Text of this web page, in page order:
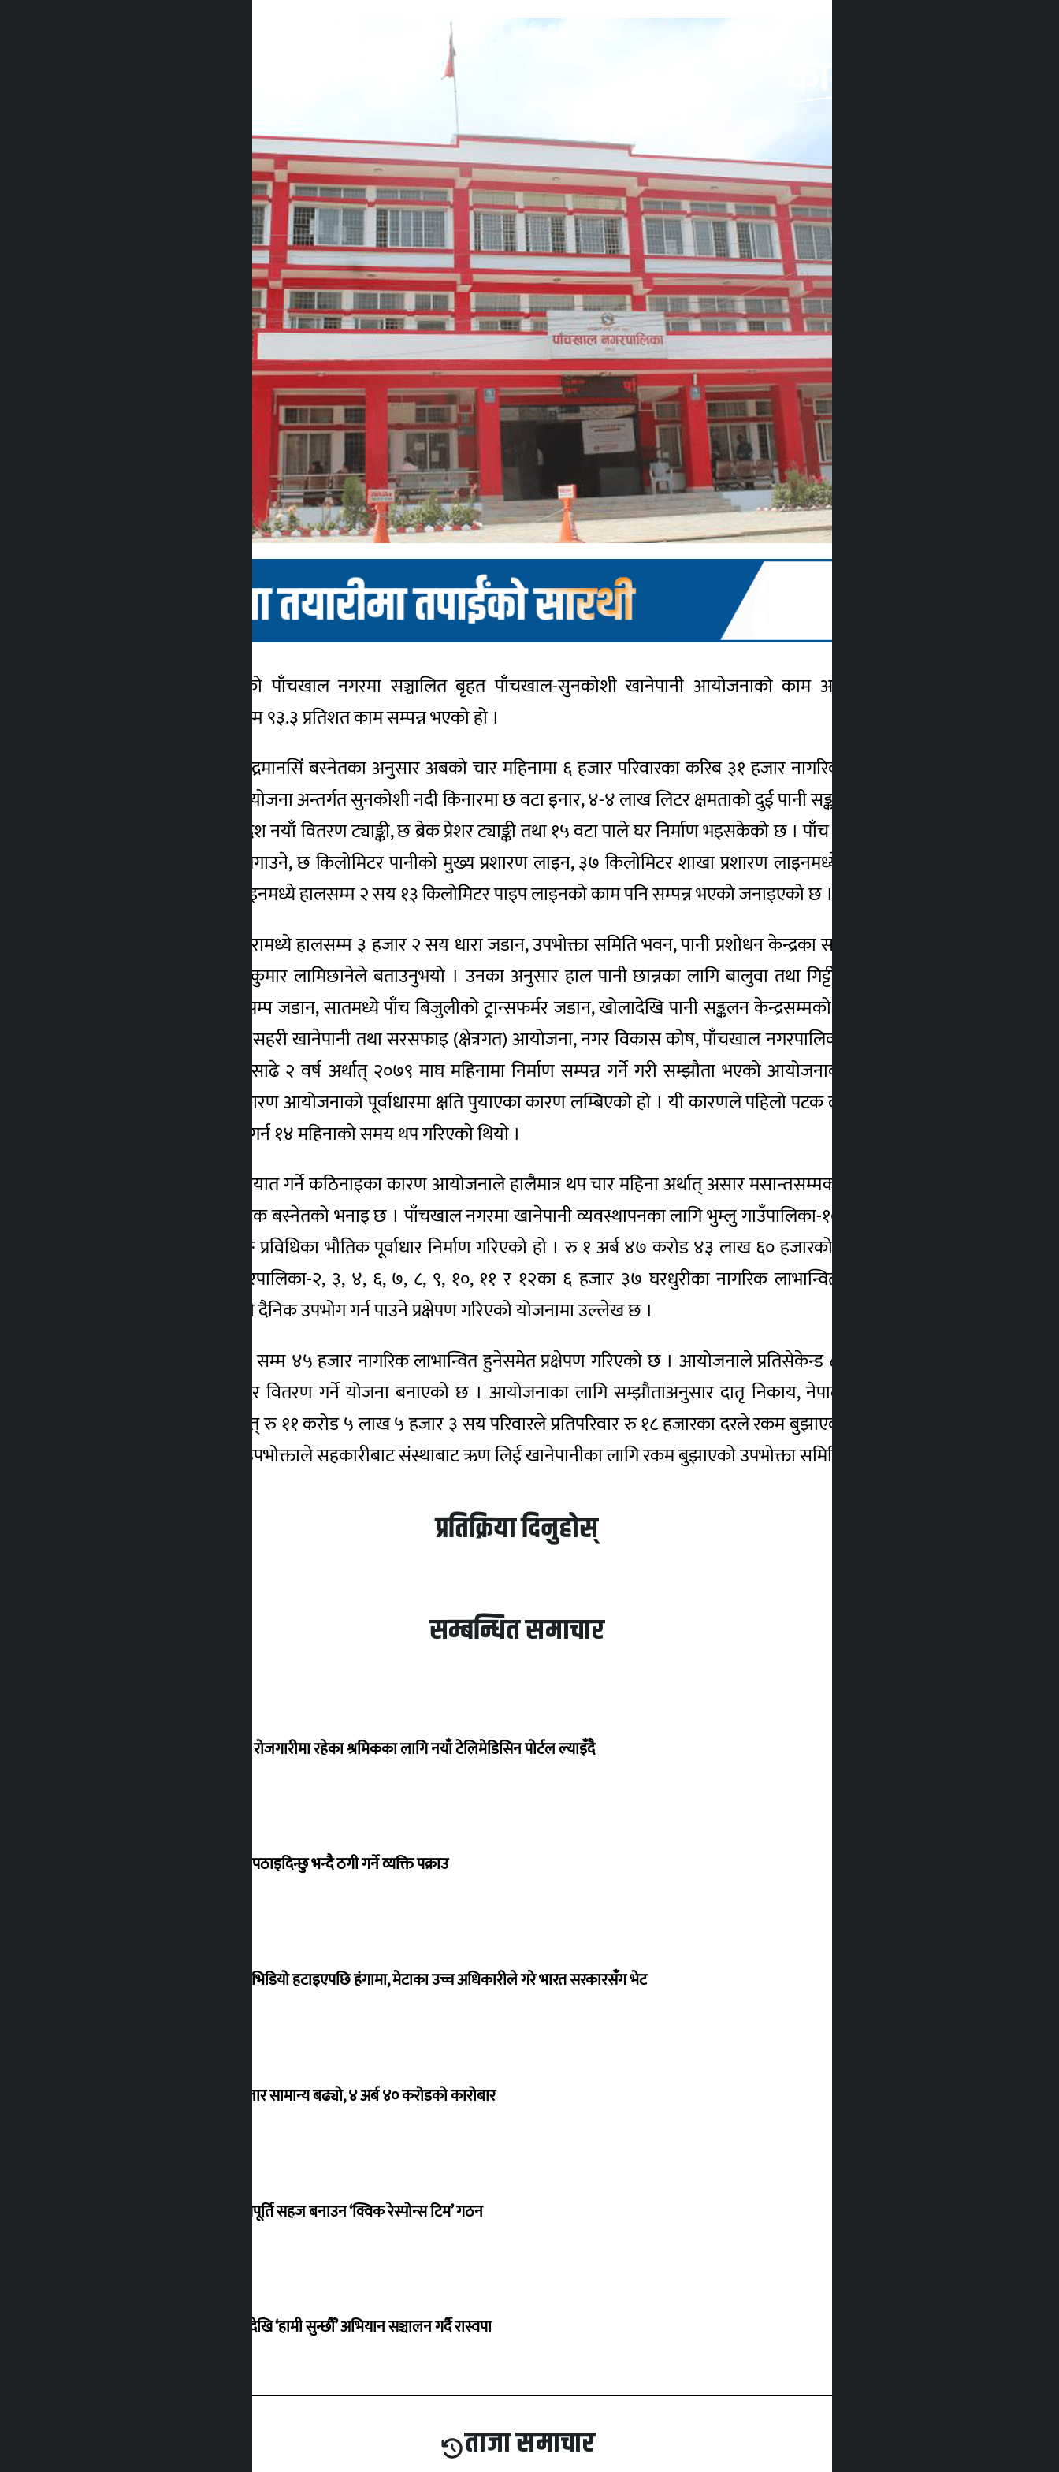
काठमाडौँ । काभ्रेपलाञ्चोकको पाँचखाल नगरमा सञ्चालित बृहत पाँचखाल-सुनकोशी खानेपानी आयोजनाको काम अन्तिम चरणमा पुगेको छ ।
आयोजनाका अनुसार हालसम्म ९३.३ प्रतिशत काम सम्पन्न भएको हो ।
आयोजनाका व्यवस्थापक इन्द्रमानसिं बस्नेतका अनुसार अबको चार महिनामा ६ हजार परिवारका करिब ३१ हजार नागरिकलाई घरघरमा स्वच्छ पिउने
पानी उपलब्ध गराइने छ । आयोजना अन्तर्गत सुनकोशी नदी किनारमा छ वटा इनार, ४-४ लाख लिटर क्षमताको दुई पानी सङ्कलन ट्याङ्की, ३ लाख लिटरको
ब्याकवास ओभरहेड ट्याङ्की, दश नयाँ वितरण ट्याङ्की, छ ब्रेक प्रेशर ट्याङ्की तथा १५ वटा पाले घर निर्माण भइसकेको छ । पाँच वटा जेनेरेटर राख्ने घर, ट्याङ्की
वरपर पर्खाल तथा तारबार लगाउने, छ किलोमिटर पानीको मुख्य प्रशारण लाइन, ३७ किलोमिटर शाखा प्रशारण लाइनमध्ये ३५ किलोमिटर, २ सय ३०
किलोमिटर वितरण पाइप लाइनमध्ये हालसम्म २ सय १३ किलोमिटर पाइप लाइनको काम पनि सम्पन्न भएको जनाइएको छ ।
यसैगरी कूल ६ हजार ३७ धारामध्ये हालसम्म ३ हजार २ सय धारा जडान, उपभोक्ता समिति भवन, पानी प्रशोधन केन्द्रका सम्पूर्णकार्य सम्पन्न भइसकेको
उपभोक्ता समितिका अध्यक्ष कुमार लामिछानेले बताउनुभयो । उनका अनुसार हाल पानी छान्नका लागि बालुवा तथा गिट्टी हाल्ने काम भइरहेको छ ।
आयोजनाको २४ पानी तान्ने पम्प जडान, सातमध्ये पाँच बिजुलीको ट्रान्सफर्मर जडान, खोलादेखि पानी सङ्कलन केन्द्रसम्मको हाइटेन्सन लाइन विस्तारको
काम सम्पन्न भइसकेको छ । सहरी खानेपानी तथा सरसफाइ (क्षेत्रगत) आयोजना, नगर विकास कोष, पाँचखाल नगरपालिका र खानेपानी उपभोक्ताबीच
विसं २०७७ असार १५ गते साढे २ वर्ष अर्थात् २०७९ माघ महिनामा निर्माण सम्पन्न गर्ने गरी सम्झौता भएको आयोजनाको काम कोरोना सङ्क्रमण,
मेलम्चीमा आएको बाढीका कारण आयोजनाको पूर्वाधारमा क्षति पुयाएका कारण लम्बिएको हो । यी कारणले पहिलो पटक दश महिना र दोस्रो पटक चार
महिना गरी आयोजना सम्पन्न गर्न १४ महिनाको समय थप गरिएको थियो ।
अयोजनाका लागि सामग्री आयात गर्ने कठिनाइका कारण आयोजनाले हालैमात्र थप चार महिना अर्थात् असार मसान्तसम्मका लागि तेस्रो पटक म्याद थप
गर्न निवेदन दिएको व्यवस्थापक बस्नेतको भनाइ छ । पाँचखाल नगरमा खानेपानी व्यवस्थापनका लागि भुम्लु गाउँपालिका-१० बिमिरेस्थित सुनकोशी नदी
किनारमा इनार तथा लिफ्टिङ प्रविधिका भौतिक पूर्वाधार निर्माण गरिएको हो । रु १ अर्ब ४७ करोड ४३ लाख ६० हजारको लागतमा निर्माण सम्पन्न हुने
आयोजनाबाट पाँचखाल नगरपालिका-२, ३, ४, ६, ७, ८, ९, १०, ११ र १२का ६ हजार ३७ घरधुरीका नागरिक लाभान्वित हनेछन् । जसमध्ये दैनिक
प्रतिव्यक्ति १९।०५ लिटर पानी दैनिक उपभोग गर्न पाउने प्रक्षेपण गरिएको योजनामा उल्लेख छ ।
सो आयोजनाबाट सन् २०४० सम्म ४५ हजार नागरिक लाभान्वित हुनेसमेत प्रक्षेपण गरिएको छ । आयोजनाले प्रतिसेकेन्ड ८४ लिटरका दरले दैनिक २०
घन्टा पानी लिफ्ट गरेर तान्ने र वितरण गर्ने योजना बनाएको छ । आयोजनाका लागि सम्झौताअनुसार दातृ निकाय, नेपाल सरकारको बजेटसँगै कूल
योजनाको पाँच प्रतिशत अर्थात् रु ११ करोड ५ लाख ५ हजार ३ सय परिवारले प्रतिपरिवार रु १८ हजारका दरले रकम बुझाएका छन् । आयोजनाका लागि
सम्झौता अनुसार २ सय १४ उपभोक्ताले सहकारीबाट संस्थाबाट ऋण लिई खानेपानीका लागि रकम बुझाएको उपभोक्ता समितिले जनाएको छ ।
प्रतिक्रिया दिनुहोस्
सम्बन्धित समाचार
वैदेशिक रोजगारीमा रहेका श्रमिकका लागि नयाँ टेलिमेडिसिन पोर्टल ल्याइँदै
बेलायत पठाइदिन्छु भन्दै ठगी गर्ने व्यक्ति पक्राउ
मोदीको भिडियो हटाइएपछि हंगामा, मेटाका उच्च अधिकारीले गरे भारत सरकारसँग भेट
शेयर बजार सामान्य बढ्यो, ४ अर्ब ४० करोडको कारोबार
ग्याँस आपूर्ति सहज बनाउन ‘क्विक रेस्पोन्स टिम’ गठन
सोमबारदेखि ‘हामी सुन्छौँ’ अभियान सञ्चालन गर्दै रास्वपा
ताजा समाचार